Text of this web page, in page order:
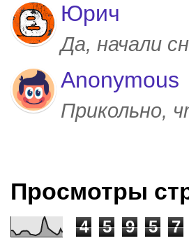
Юрич
Да, начали
Anonymous
Прикольно,
Просмотры
4 5 9 5 7